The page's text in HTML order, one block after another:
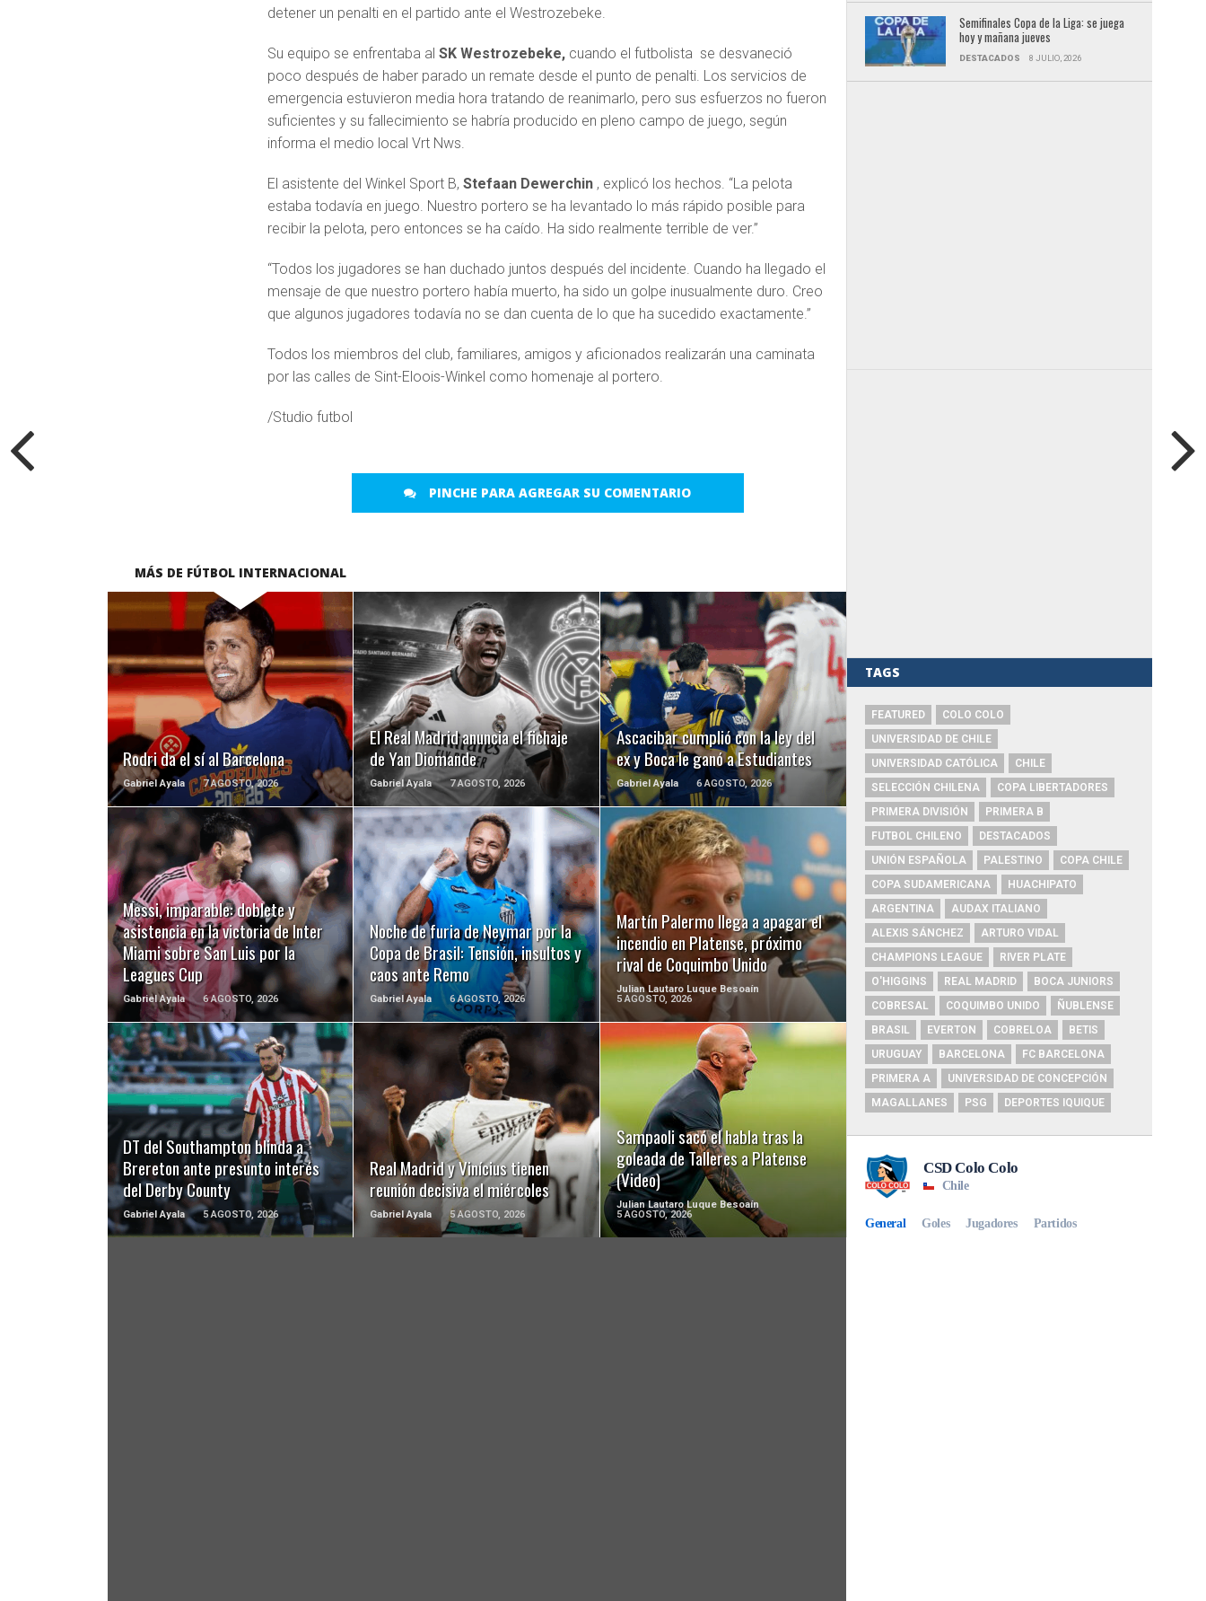
detener un penalti en el partido ante el Westrozebeke.
Su equipo se enfrentaba al SK Westrozebeke, cuando el futbolista se desvaneció
poco después de haber parado un remate desde el punto de penalti. Los servicios de
emergencia estuvieron media hora tratando de reanimarlo, pero sus esfuerzos no fueron
suficientes y su fallecimiento se habría producido en pleno campo de juego, según
informa el medio local Vrt Nws.
El asistente del Winkel Sport B,Stefaan Dewerchin , explicó los hechos. “La pelota
estaba todavía en juego. Nuestro portero se ha levantado lo más rápido posible para
recibir la pelota, pero entonces se ha caído. Ha sido realmente terrible de ver.”
“Todos los jugadores se han duchado juntos después del incidente. Cuando ha llegado el
mensaje de que nuestro portero había muerto, ha sido un golpe inusualmente duro. Creo
que algunos jugadores todavía no se dan cuenta de lo que ha sucedido exactamente.”
Todos los miembros del club, familiares, amigos y aficionados realizarán una caminata
por las calles de Sint-Eloois-Winkel como homenaje al portero.
/Studio futbol
PINCHE PARA AGREGAR SU COMENTARIO
MÁS DE FÚTBOL INTERNACIONAL
Rodri da el sí al Barcelona
Gabriel Ayala 7 AGOSTO, 2026
LEER MÁS
El Real Madrid anuncia el fichaje
de Yan Diomande
Gabriel Ayala 7 AGOSTO, 2026
LEER MÁS
Ascacibar cumplió con la ley del
ex y Boca le ganó a Estudiantes
Gabriel Ayala 6 AGOSTO, 2026
LEER MÁS
Messi, imparable: doblete y
asistencia en la victoria de Inter
Miami sobre San Luis por la
Leagues Cup
Gabriel Ayala 6 AGOSTO, 2026
LEER MÁS
Noche de furia de Neymar por la
Copa de Brasil: Tensión, insultos y
caos ante Remo
Gabriel Ayala 6 AGOSTO, 2026
LEER MÁS
Martín Palermo llega a apagar el
incendio en Platense, próximo
rival de Coquimbo Unido
Julian Lautaro Luque Besoaín
5 AGOSTO, 2026
LEER MÁS
DT del Southampton blinda a
Brereton ante presunto interés
del Derby County
Gabriel Ayala 5 AGOSTO, 2026
LEER MÁS
Real Madrid y Vinícius tienen
reunión decisiva el miércoles
Gabriel Ayala 5 AGOSTO, 2026
LEER MÁS
Sampaoli sacó el habla tras la
goleada de Talleres a Platense
(Video)
Julian Lautaro Luque Besoaín
5 AGOSTO, 2026
LEER MÁS
Semifinales Copa de la Liga: se juega
hoy y mañana jueves
DESTACADOS 8 JULIO, 2026
TAGS
FEATURED
COLO COLO
UNIVERSIDAD DE CHILE
UNIVERSIDAD CATÓLICA
CHILE
SELECCIÓN CHILENA
COPA LIBERTADORES
PRIMERA DIVISIÓN
PRIMERA B
FUTBOL CHILENO
DESTACADOS
UNIÓN ESPAÑOLA
PALESTINO
COPA CHILE
COPA SUDAMERICANA
HUACHIPATO
ARGENTINA
AUDAX ITALIANO
ALEXIS SÁNCHEZ
ARTURO VIDAL
CHAMPIONS LEAGUE
RIVER PLATE
O'HIGGINS
REAL MADRID
BOCA JUNIORS
COBRESAL
COQUIMBO UNIDO
ÑUBLENSE
BRASIL
EVERTON COBRELOA
BETIS
URUGUAY
BARCELONA
FC BARCELONA
PRIMERA A
UNIVERSIDAD DE CONCEPCIÓN
MAGALLANES
PSG DEPORTES IQUIQUE